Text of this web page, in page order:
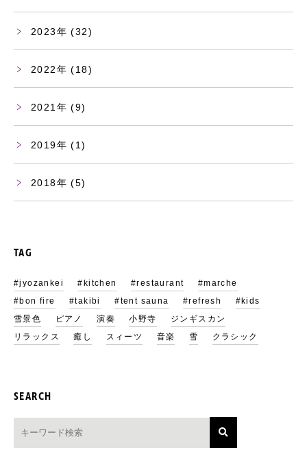
2023 (32)
2022 (18)
2021 (9)
2019 (1)
2018 (5)
TAG
#jyozankei #kitchen #restaurant
#marche
#bon fire
#takibi #tent sauna #refresh
#kids
雪景色
ピアノ 演奏 小野寺
ジンギスカン
リラックス
癒し スィーツ 音楽 雪 クラシック
SEARCH